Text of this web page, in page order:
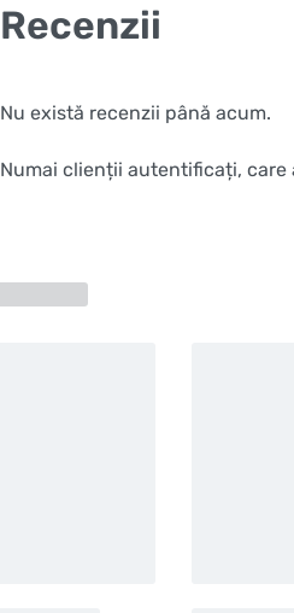
Recenzii
Nu există recenzii până acum.
Numai clienții autentificați, care